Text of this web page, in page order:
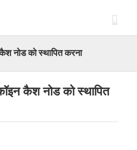
नोड को स्थापित करना
कैश नोड को स्थापित